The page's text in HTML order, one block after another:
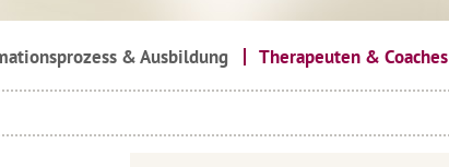
& Ausbildung Therapeuten & Coaches